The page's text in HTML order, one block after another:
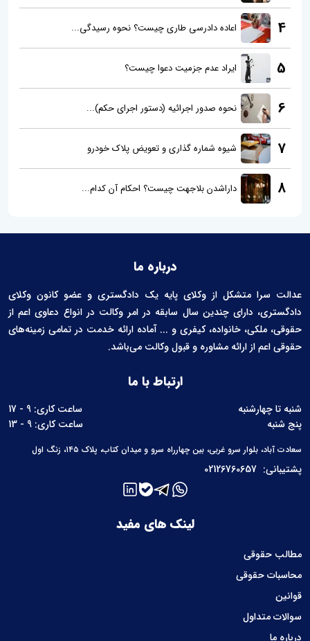
4 اعاده دادرسی طاری چیست؟ نحوه رسیدگی...
5 ایراد عدم جزمیت دعوا چیست؟
6 نحوه صدور اجرائیه (دستور اجرای حکم)...
7 شیوه شماره گذاری و تعویض پلاک خودرو
8 داراشدن بلاجهت چیست؟ احکام آن کدام...
درباره ما
عدالت سرا متشکل از وکلای پایه یک دادگستری و عضو کانون وکلای
دادگستری، دارای چندین سال سابقه در امر وکالت در انواع دعاوی اعم از
حقوقی، ملکی، خانواده، کیفری و ... آماده ارائه خدمت در تمامی زمینه‌های
حقوقی اعم از ارائه مشاوره و قبول وکالت می‌باشد.
لینک های مفید
مطالب حقوقی
محاسبات حقوقی
قوانین
سوالات متداول
درباره ما
ارتباط با ما
شنبه تا چهارشنبه
ساعت کاری: 9 - 17
پنج شنبه
ساعت کاری: 9 - 13
سعادت آباد، بلوار سرو غربی، بین چهارراه سرو و میدان کتاب، پلاک ۱۴۵، زنگ اول
پشتیبانی: 02126760657